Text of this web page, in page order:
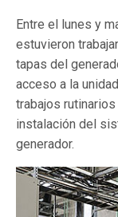
Entre el lunes y
estuvieron
tapas del
acceso a la
trabajos
instalación del
generador.